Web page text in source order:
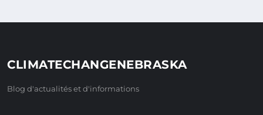
CLIMATECHANGENEBRASKA
Blog d'actualités et d'informations